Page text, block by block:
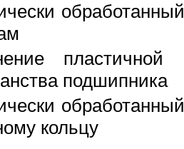
подшипника
кольцу